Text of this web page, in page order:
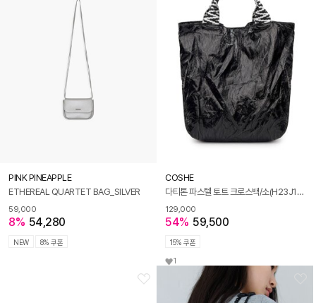
PINK PINEAPPLE
ETHEREAL QUARTET BAG_SILVER
59,000
8% 54,280
NEW 8% 쿠폰
COSHE
다티톤 파스텔 토트 크로스백/소(H23J154)
129,000
54% 59,500
15% 쿠폰
1